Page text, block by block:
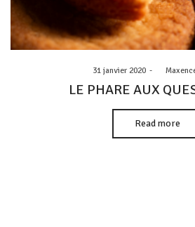
Posted
on
31 janvier 2020 by
LE PHARE AUX
Read more